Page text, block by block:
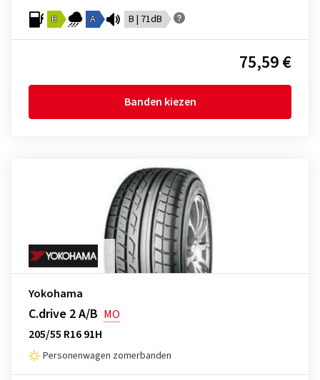
B A B | 71dB
75,59 €
Banden kiezen
Yokohama
C.drive 2 A/B MO
205/55 R16 91H
Personenwagen zomerbanden